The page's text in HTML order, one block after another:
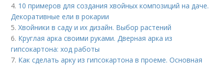
4. 10 примеров для создания хвойных композиций на даче.
Декоративные ели в рокарии
5.Хвойники в саду и их дизайн. Выбор растений
6. Круглая арка своими руками. Дверная арка из
гипсокартона: ход работы
7. Как сделать арку из гипсокартона в проеме. Основная